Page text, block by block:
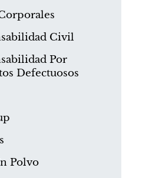
Civil
Por
Defectuosos
Polvo